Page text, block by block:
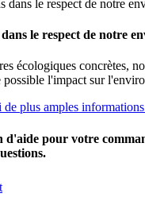
le respect de notre
écologiques concrètes,
possible l'impact sur
plus amples
d'aide pour votre